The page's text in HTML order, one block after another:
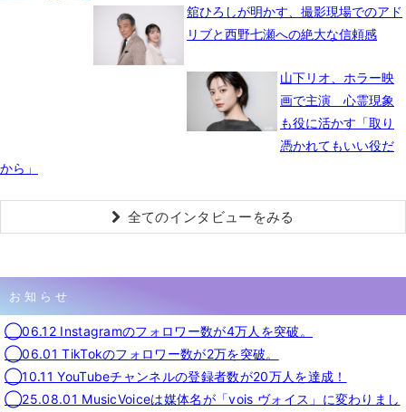
舘ひろしが明かす、撮影現場でのアド
リブと西野七瀬への絶大な信頼感
山下リオ、ホラー映
画で主演 心霊現象
も役に活かす「取り
憑かれてもいい役だ
から」
全てのインタビューをみる
お知らせ
◯06.12 Instagramのフォロワー数が4万人を突破。
◯06.01 TikTokのフォロワー数が2万を突破。
◯10.11 YouTubeチャンネルの登録者数が20万人を達成！
◯25.08.01 MusicVoiceは媒体名が「vois ヴォイス」に変わりまし